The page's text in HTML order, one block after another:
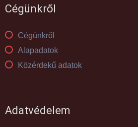
Cégünkről
Cégünkről
Alapadatok
Közérdekű adatok
Adatvédelem